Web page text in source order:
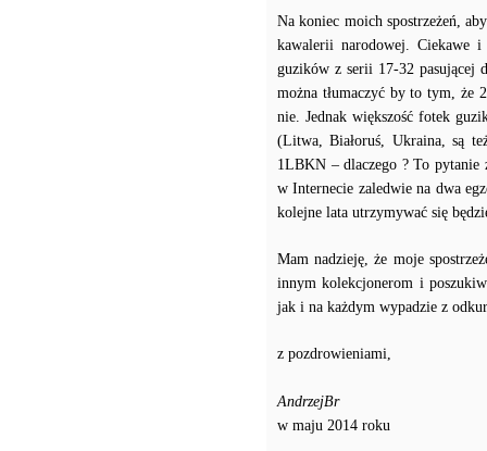
Na koniec moich spostrzeżeń,
kawalerii narodowej. Ciekawe
guzików z serii 17-32 pasującej
można tłumaczyć by to tym, że
nie. Jednak większość fotek
(Litwa, Białoruś, Ukraina, są
1LBKN – dlaczego ? To pytanie
w Internecie zaledwie na dwa
kolejne lata utrzymywać się
Mam nadzieję, że moje
innym kolekcjonerom i
jak i na każdym wypadzie z
z pozdrowieniami,
AndrzejBr
w maju 2014 roku